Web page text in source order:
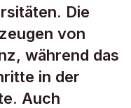
Die
von
während das
in der
Auch